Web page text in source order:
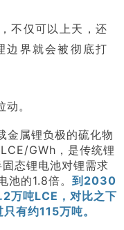
不仅可以上天，还
边界就会被彻底打
。
金属锂负极的硫化物
GWh，是传统锂
态锂电池对锂需求
的1.8倍。 到2030
万吨LCE，对比之下
有约115万吨。